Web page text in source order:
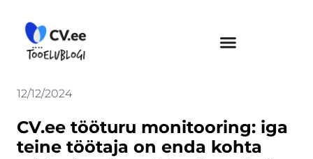
content
12/12/2024
CV.ee tööturu monitooring: iga
teine töötaja on enda kohta